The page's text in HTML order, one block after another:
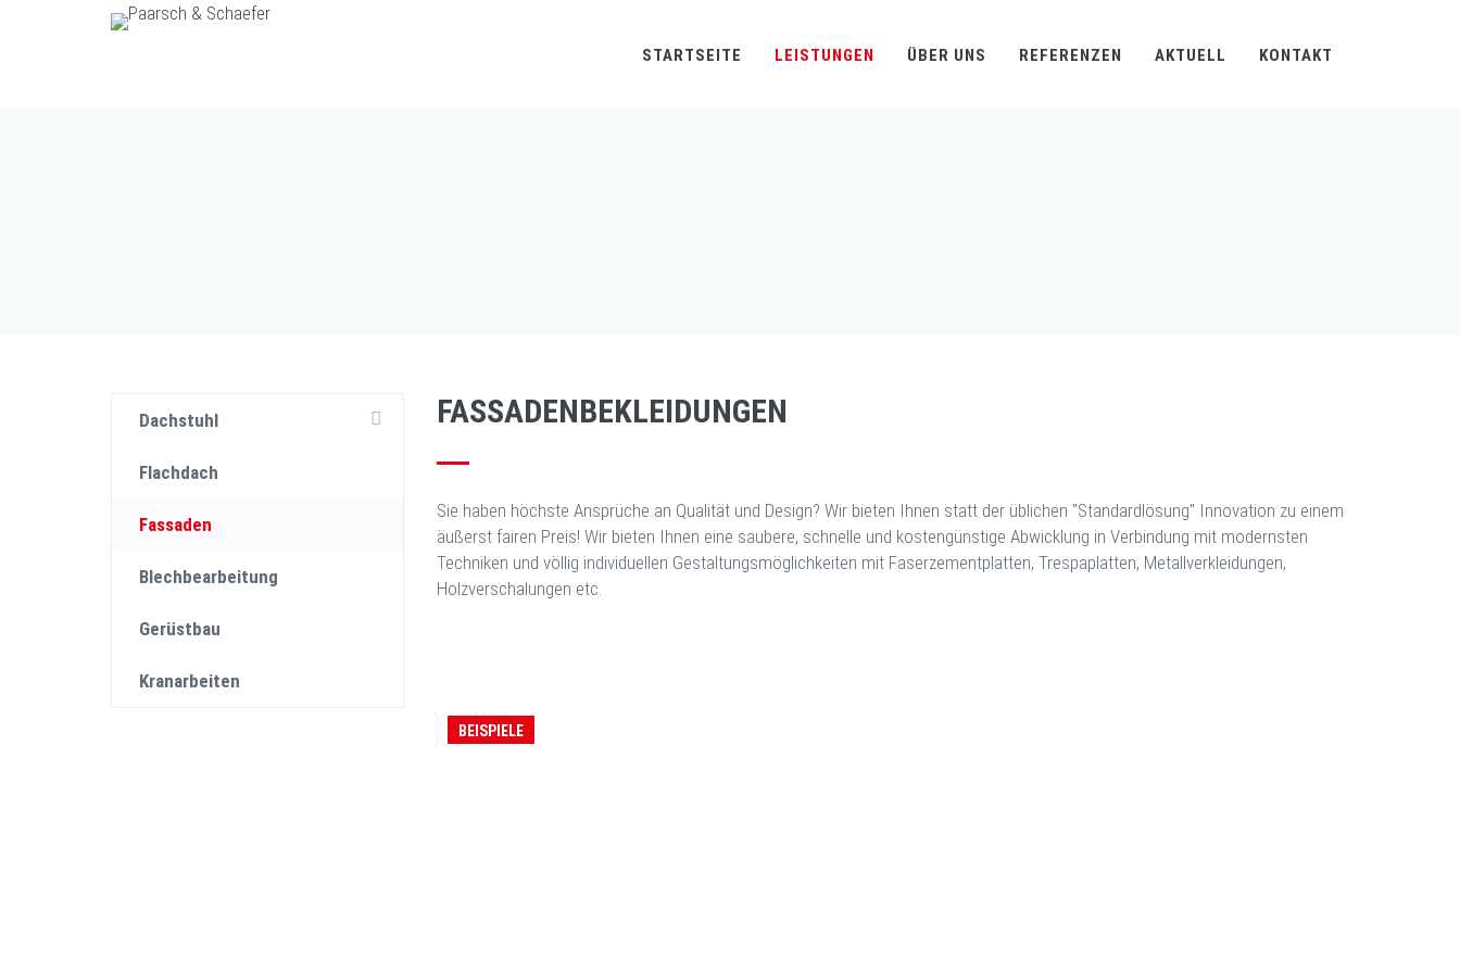
STARTSEITE LEISTUNGEN ÜBER UNS REFERENZEN AKTUELL KONTAKT
Dachstuhl
Flachdach
Fassaden
Blechbearbeitung
Gerüstbau
Kranarbeiten
FASSADENBEKLEIDUNGEN
Sie haben höchste Ansprüche an Qualität und Design? Wir bieten Ihnen statt der üblichen "Standardlösung" Innovation zu einem
äußerst fairen Preis! Wir bieten Ihnen eine saubere, schnelle und kostengünstige Abwicklung in Verbindung mit modernsten
Techniken und völlig individuellen Gestaltungsmöglichkeiten mit Faserzementplatten, Trespaplatten, Metallverkleidungen,
Holzverschalungen etc.
BEISPIELE